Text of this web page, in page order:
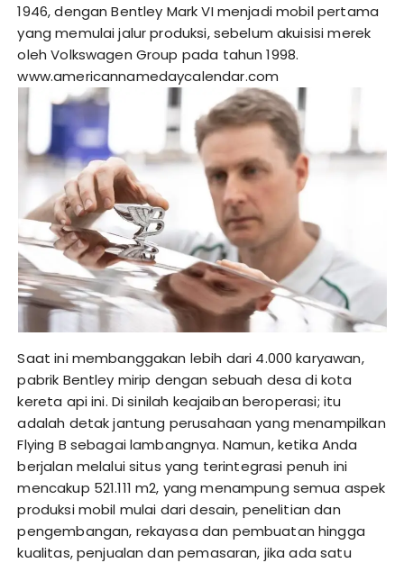
1946, dengan Bentley Mark VI menjadi mobil pertama
yang memulai jalur produksi, sebelum akuisisi merek
oleh Volkswagen Group pada tahun 1998.
www.americannamedaycalendar.com
Saat ini membanggakan lebih dari 4.000 karyawan,
pabrik Bentley mirip dengan sebuah desa di kota
kereta api ini. Di sinilah keajaiban beroperasi; itu
adalah detak jantung perusahaan yang menampilkan
Flying B sebagai lambangnya. Namun, ketika Anda
berjalan melalui situs yang terintegrasi penuh ini
mencakup 521.111 m2, yang menampung semua aspek
produksi mobil mulai dari desain, penelitian dan
pengembangan, rekayasa dan pembuatan hingga
kualitas, penjualan dan pemasaran, jika ada satu